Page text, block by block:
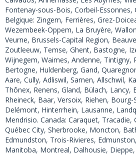
Fontenay-sous-Bois, Corbeil-Essonnes,
Belgique: Zingem, Ferrières, Grez-
Wezembeek-Oppem, La Bruyère,
Veurne, Brussels-Capital Region,
Zoutleeuw, Temse, Ghent, Bastogne,
Wijnegem, Waimes, Andenne, Tintigny,
Bertogne, Huldenberg, Gand,
Aare, Cully, Adliswil, Sarnen, Allschwil,
Thônex, Renens, Gland, Bülach, Lancy,
Rheineck, Baar, Versoix, Riehen, Bourg-
Delémont, Hinterrhein, Lausanne,
Mendrisio. Canada: Caraquet,
Québec City, Sherbrooke, Moncton,
Edmundston, Trois-Rivieres,
Manitoba, Montreal, Dalhousie,